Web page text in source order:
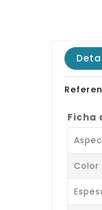
Ficha
Color